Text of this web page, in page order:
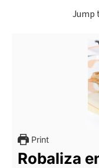
Jump
Print
Robaliza